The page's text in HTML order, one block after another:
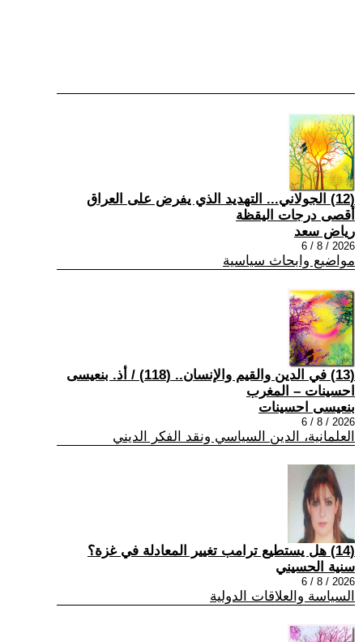
(12) الجولاني... التهديد الذي يفرض على العراق
أقصى درجات اليقظة
رياض سعد
2026 / 8 / 6
مواضيع وابحاث سياسية
(13) في الدين والقيم والإنسان.. (118) / أذ. بنعيسى
احسينات – المغرب
بنعيسى احسينات
2026 / 8 / 6
العلمانية، الدين السياسي ونقد الفكر الديني
(14) هل يستطيع ترامب تغيير المعادلة في غزة؟
سنية الحسيني
2026 / 8 / 6
السياسة والعلاقات الدولية